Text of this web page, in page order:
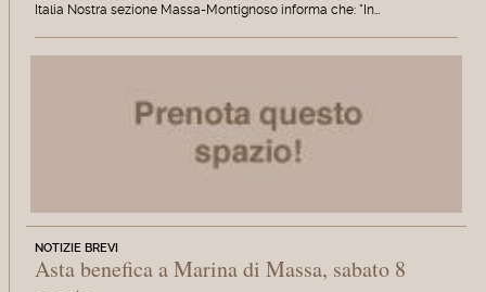
Italia Nostra sezione Massa-Montignoso informa che: "In…
NOTIZIE BREVI
Asta benefica a Marina di Massa, sabato 8